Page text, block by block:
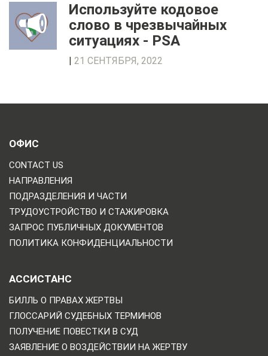
Используйте кодовое
слово в чрезвычайных
ситуациях - PSA
| 21 СЕНТЯБРЯ, 2022
ОФИС
CONTACT US
НАПРАВЛЕНИЯ
ПОДРАЗДЕЛЕНИЯ И ЧАСТИ
ТРУДОУСТРОЙСТВО И СТАЖИРОВКА
ЗАПРОС ПУБЛИЧНЫХ ДОКУМЕНТОВ
ПОЛИТИКА КОНФИДЕНЦИАЛЬНОСТИ
АССИСТАНС
БИЛЛЬ О ПРАВАХ ЖЕРТВЫ
ГЛОССАРИЙ СУДЕБНЫХ ТЕРМИНОВ
ПОЛУЧЕНИЕ ПОВЕСТКИ В СУД
ЗАЯВЛЕНИЕ О ВОЗДЕЙСТВИИ НА ЖЕРТВУ